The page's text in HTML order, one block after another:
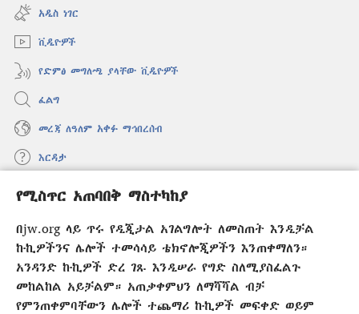
የሚስጥር አጠባበቅ ማስተካከያ
በjw.org ላይ ጥሩ የዲጂታል አገልግሎት ለመስጠት እንዲቻል
ኩኪዎችንና ሌሎች ተመሳሳይ ቴክኖሎጂዎችን እንጠቀማለን።
አንዳንድ ኩኪዎች ድረ ገጹ እንዲሠራ የግድ ስለሚያስፈልጉ
መከልከል አይቻልም። አጠቃቀምህን ለማሻሻል ብቻ
የምንጠቀምባቸውን ሌሎች ተጨማሪ ኩኪዎች መፍቀድ ወይም
ዊንዶው
ክፈት)
አዲስ ነገር
ቪዲዮዎች
የድምፅ መግለጫ ያላቸው ቪዲዮዎች
ፈልግ
መረጃ ለዓለም አቀፉ ማኅበረሰብ
እርዳታ
መዋጮዎች
(አዲስ
ክፈት)
የመጠበቂያ ግንብ የኢንተርኔት ቤተ መጻሕፍት
(አዲስ
ዊንዶው
ክፈት)
®
(አዲስ
ዊንዶው
®